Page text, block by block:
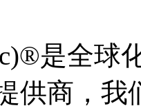
是全球
供商，我